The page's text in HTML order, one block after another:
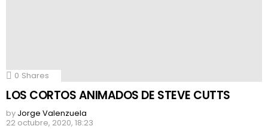
0 Shares
LOS CORTOS ANIMADOS DE STEVE CUTTS
by Jorge Valenzuela
22 octubre, 2020, 18:23